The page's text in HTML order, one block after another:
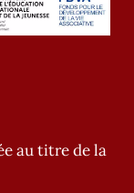
au titre de la